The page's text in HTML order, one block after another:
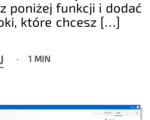
poniżej funkcji i dodać
które chcesz […]
1 MIN